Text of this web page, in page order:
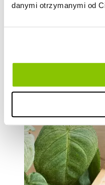
danymi otrzymanymi od